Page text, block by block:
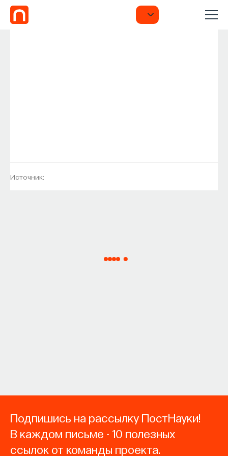
Источник:
Подпишись на рассылку ПостНауки!
В каждом письме - 10 полезных
ссылок от команды проекта.